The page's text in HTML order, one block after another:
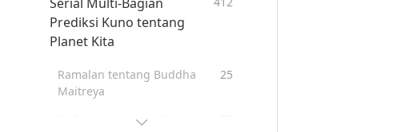
Serial Multi-Bagian
Prediksi Kuno tentang
Planet Kita
Ramalan tentang Buddha
Maitreya
25
Kedatangan Yesus Kristus